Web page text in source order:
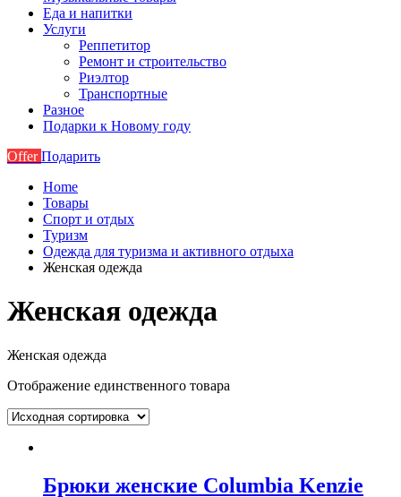
Еда и напитки
Услуги
Реппетитор
Ремонт и строительство
Риэлтор
Транспортные
Разное
Подарки к Новому году
OfferПодарить
Home
Товары
Спорт и отдых
Туризм
Одежда для туризма и активного отдыха
Женская одежда
Женская одежда
Женская одежда
Отображение единственного товара
Брюки женские Columbia Kenzie